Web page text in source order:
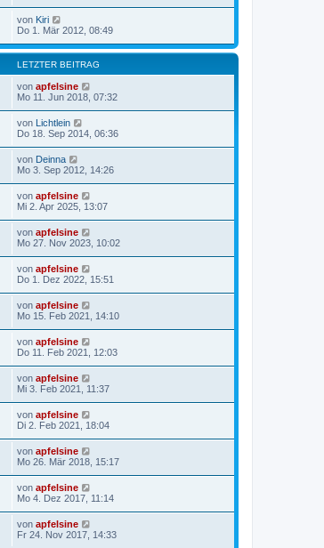
von Kiri
Do 1. Mär 2012, 08:49
LETZTER BEITRAG
von apfelsine
Mo 11. Jun 2018, 07:32
von Lichtlein
Do 18. Sep 2014, 06:36
von Deinna
Mo 3. Sep 2012, 14:26
von apfelsine
Mi 2. Apr 2025, 13:07
von apfelsine
Mo 27. Nov 2023, 10:02
von apfelsine
Do 1. Dez 2022, 15:51
von apfelsine
Mo 15. Feb 2021, 14:10
von apfelsine
Do 11. Feb 2021, 12:03
von apfelsine
Mi 3. Feb 2021, 11:37
von apfelsine
Di 2. Feb 2021, 18:04
von apfelsine
Mo 26. Mär 2018, 15:17
von apfelsine
Mo 4. Dez 2017, 11:14
von apfelsine
Fr 24. Nov 2017, 14:33